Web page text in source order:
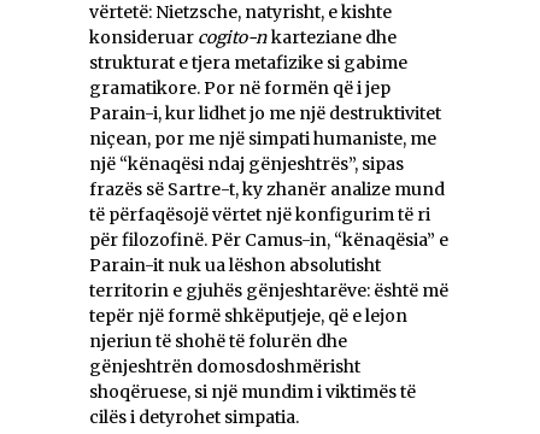
vërtetë: Nietzsche, natyrisht, e kishte
konsideruar cogito-nkarteziane dhe
strukturat e tjera metafizike si gabime
gramatikore. Por në formën që i jep
Parain-i, kur lidhet jo me një destruktivitet
niçean, por me një simpati humaniste, me
një “kënaqësi ndaj gënjeshtrës”, sipas
frazës së Sartre-t, ky zhanër analize mund
të përfaqësojë vërtet një konfigurim të ri
për filozofinë. Për Camus-in, “kënaqësia” e
Parain-it nuk ua lëshon absolutisht
territorin e gjuhës gënjeshtarëve: është më
tepër një formë shkëputjeje, që e lejon
njeriun të shohë të folurën dhe
gënjeshtrën domosdoshmërisht
shoqëruese, si një mundim i viktimës të
cilës i detyrohet simpatia.